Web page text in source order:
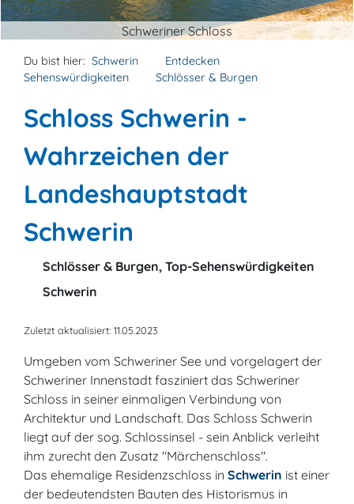
Schweriner Schloss
Du bist hier: Schwerin
Entdecken
Sehenswürdigkeiten
Schlösser & Burgen
Schloss Schwerin -
Wahrzeichen der
Landeshauptstadt
Schwerin
Schlösser & Burgen, Top-Sehenswürdigkeiten
Schwerin
Zuletzt aktualisiert: 11.05.2023
Umgeben vom Schweriner See und vorgelagert der
Schweriner Innenstadt fasziniert das Schweriner
Schloss in seiner einmaligen Verbindung von
Architektur und Landschaft. Das Schloss Schwerin
liegt auf der sog. Schlossinsel - sein Anblick verleiht
ihm zurecht den Zusatz "Märchenschloss".
Das ehemalige Residenzschloss in Schwerin ist einer
der bedeutendsten Bauten des Historismus in